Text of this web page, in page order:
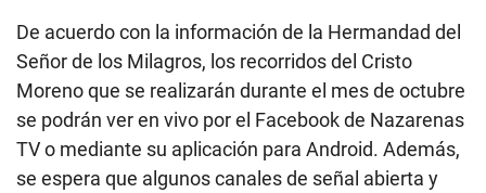
De acuerdo con la información de la Hermandad del
Señor de los Milagros, los recorridos del Cristo
Moreno que se realizarán durante el mes de octubre
se podrán ver en vivo por el Facebook de Nazarenas
TV o mediante su aplicación para Android. Además,
se espera que algunos canales de señal abierta y